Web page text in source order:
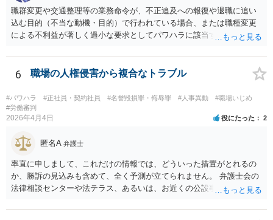
職群変更や交通整理等の業務命令が、不正追及への報復や退職に追い
込む目的（不当な動機・目的）で行われている場合、または職種変更
による不利益が著しく過小な要求としてパワハラに該当する場合、そ
態への配慮を怠り症状を悪化させたことは安全配慮義務違反に該当し
得ます。これらを根拠として、労働審判等を通じて配転の無効主張
や、不法行為に基づく損害賠償（慰謝料等）の請求、さらには労災認
定の申請を検討することが考えられます。
6 職場の人権侵害から複合なトラブル
#パワハラ #正社員・契約社員 #名誉毀損罪・侮辱罪 #人事異動
#職場いじめ
#労働審判
2026年4月4日 役にたった 2
匿名A 弁護士
率直に申しまして、これだけの情報では、どういった措置がとれるの
か、勝訴の見込みも含めて、全く予測が立てられません。 弁護士会の
法律相談センターや法テラス、あるいは、お近くの公設事務所（○○ひ
します。